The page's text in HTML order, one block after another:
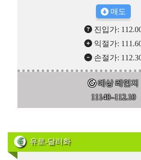
매도
진입가:
익절가:
손절가:
예상 레인지
11140–112.10
유로-달러화